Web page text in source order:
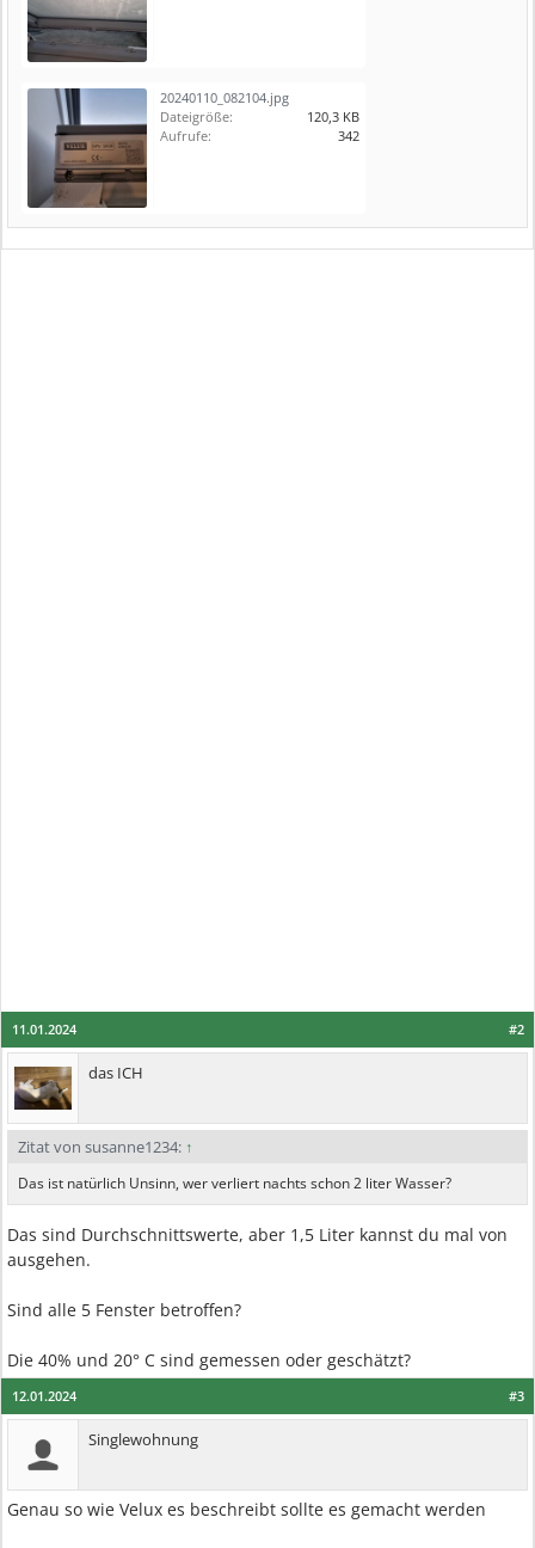
20240110_082104.jpg
Dateigröße:
120,3 KB
Aufrufe:
342
#2
11.01.2024
das ICH
Zitat von susanne1234: ↑
Das ist natürlich Unsinn, wer verliert nachts schon 2 liter Wasser?
Das sind Durchschnittswerte, aber 1,5 Liter kannst du mal von
ausgehen.
Sind alle 5 Fenster betroffen?
Die 40% und 20° C sind gemessen oder geschätzt?
#3
12.01.2024
Singlewohnung
Genau so wie Velux es beschreibt sollte es gemacht werden